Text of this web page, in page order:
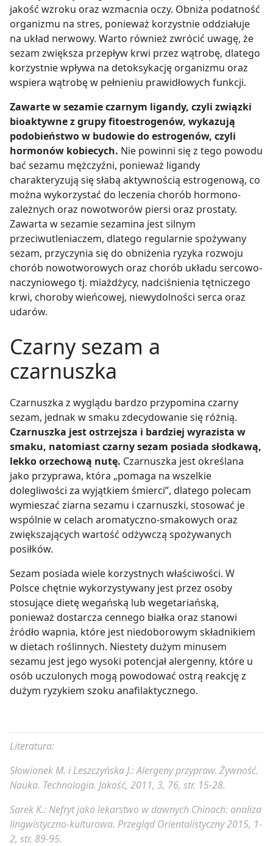
jakość wzroku oraz wzmacnia oczy. Obniża podatność
organizmu na stres, ponieważ korzystnie oddziałuje
na układ nerwowy. Warto również zwrócić uwagę, że
sezam zwiększa przepływ krwi przez wątrobę, dlatego
korzystnie wpływa na detoksykację organizmu oraz
wspiera wątrobę w pełnieniu prawidłowych funkcji.
Zawarte w sezamie czarnym ligandy, czyli związki
bioaktywne z grupy fitoestrogenów, wykazują
podobieństwo w budowie do estrogenów, czyli
hormonów kobiecych. Nie powinni się z tego powodu
bać sezamu mężczyźni, ponieważ ligandy
charakteryzują się słabą aktywnością estrogenową, co
można wykorzystać do leczenia chorób hormono-
zależnych oraz nowotworów piersi oraz prostaty.
Zawarta w sezamie sezamina jest silnym
przeciwutleniaczem, dlatego regularnie spożywany
sezam, przyczynia się do obniżenia ryzyka rozwoju
chorób nowotworowych oraz chorób układu sercowo-
naczyniowego tj. miażdżycy, nadciśnienia tętniczego
krwi, choroby wieńcowej, niewydolności serca oraz
udarów.
Czarny sezam a
czarnuszka
Czarnuszka z wyglądu bardzo przypomina czarny
sezam, jednak w smaku zdecydowanie się różnią.
Czarnuszka jest ostrzejsza i bardziej wyrazista w
smaku, natomiast czarny sezam posiada słodkawą,
lekko orzechową nutę. Czarnuszka jest określana
jako przyprawa, która „pomaga na wszelkie
dolegliwości za wyjątkiem śmierci”, dlatego polecam
wymieszać ziarna sezamu i czarnuszki, stosować je
wspólnie w celach aromatyczno-smakowych oraz
zwiększających wartość odżywczą spożywanych
posiłków.
Sezam posiada wiele korzystnych właściwości. W
Polsce chętnie wykorzystywany jest przez osoby
stosujące dietę wegańską lub wegetariańską,
ponieważ dostarcza cennego białka oraz stanowi
źródło wapnia, które jest niedoborowym składnikiem
w dietach roślinnych. Niestety dużym minusem
sezamu jest jego wysoki potencjał alergenny, które u
osób uczulonych mogą powodować ostrą reakcję z
dużym ryzykiem szoku anafilaktycznego.
Literatura:
Słowianek M. i Leszczyńska J.: Alergeny przypraw. Żywność.
Nauka. Technologia. Jakość, 2011, 3, 76, str. 15-28.
Sarek K.: Nefryt jako lekarstwo w dawnych Chinach: analiza
lingwistyczno-kulturowa. Przegląd Orientalistyczny 2015, 1-
2, str. 89-95.